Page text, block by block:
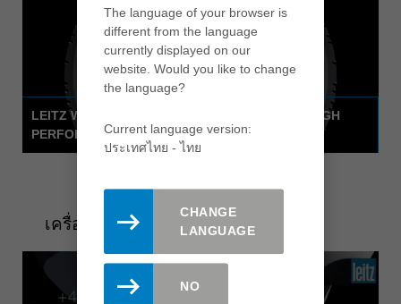
LEITZ WHISPERCUT CIRCULAR SAWBLADE - HIGH
PERFORMANCE WITH A WHISPER
เครื่องมือ ProfilCut Q Premium
The language of your browser is
different from the language
currently displayed on our
website. Would you like to change
the language?
Current language version:
ประเทศไทย - ไทย
CHANGE
LANGUAGE
NO